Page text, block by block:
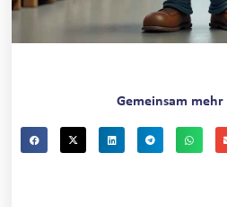
Gemeinsam